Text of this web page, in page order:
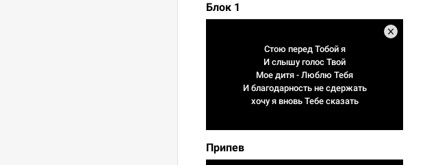
Блок 1
Стою перед Тобой я
И слышу голос Твой
Мое дитя - Люблю Тебя
И благодарность не сдержать
хочу я вновь Тебе сказать
Припев